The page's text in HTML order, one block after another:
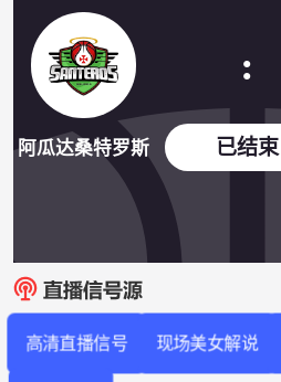
阿瓜达桑特罗斯
:
已结束
高清直播信号 现场美女解说